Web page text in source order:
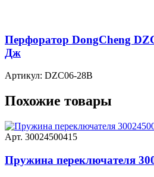
Перфоратор DongCheng
Дж
Артикул: DZC06-28B
Похожие товары
Арт. 30024500415
Пружина переключателя